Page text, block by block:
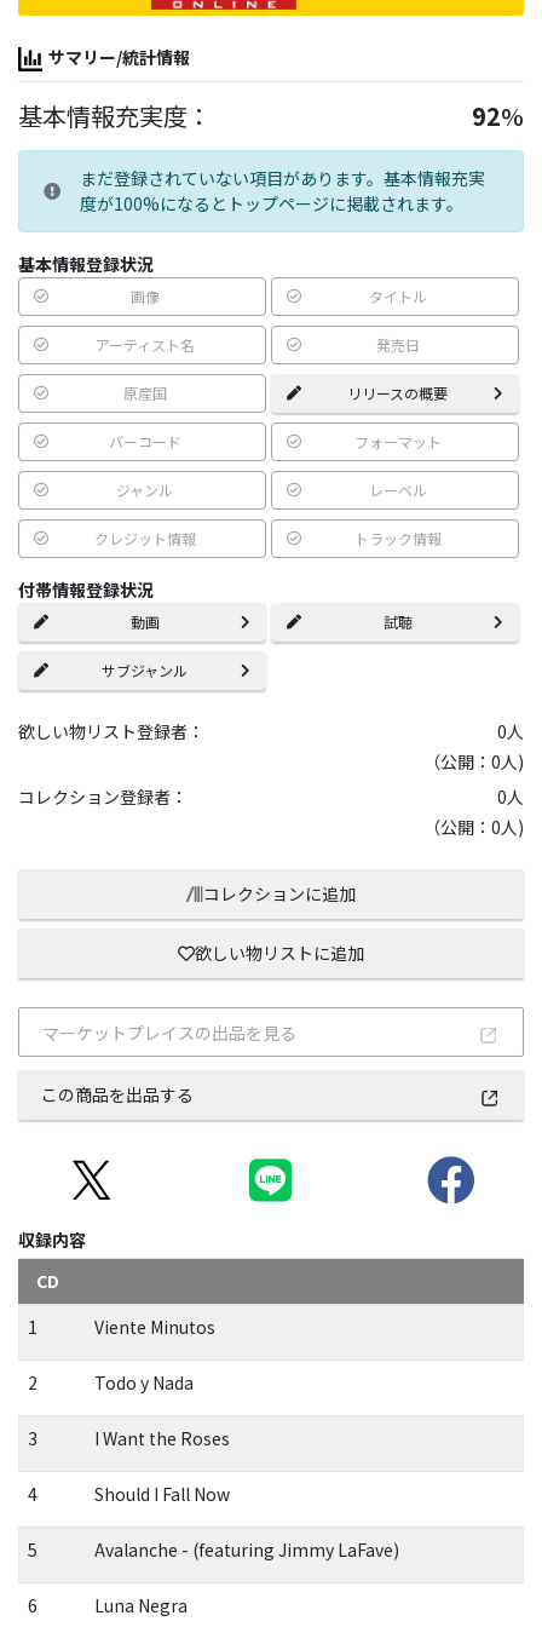
サマリー/統計情報
基本情報充実度： 92%
まだ登録されていない項目があります。基本情報充実
度が100%になるとトップページに掲載されます。
基本情報登録状況
画像 タイトル
アーティスト名 発売日
原産国 リリースの概要
バーコード フォーマット
ジャンル レーベル
クレジット情報 トラック情報
付帯情報登録状況
動画 試聴
サブジャンル
欲しい物リスト登録者： 0人
（公開：0人)
コレクション登録者：
0人
（公開：0人)
コレクションに追加
欲しい物リストに追加
マーケットプレイスの出品を見る
この商品を出品する
収録内容
CD
1
Viente Minutos
2 Todo y Nada
3 I Want the Roses
4 Should I Fall Now
5 Avalanche - (featuring Jimmy LaFave)
6 Luna Negra